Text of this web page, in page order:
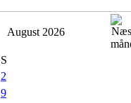
August 2026
S
2
9